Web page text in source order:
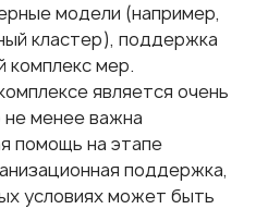
модели (например,
кластер), поддержка
комплекс мер.
является очень
менее важна
помощь на этапе
поддержка,
условиях может быть